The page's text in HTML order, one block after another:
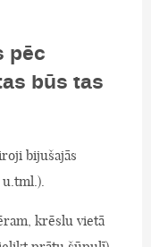
pēc
būs tas
bijušajās
krēslu vietā